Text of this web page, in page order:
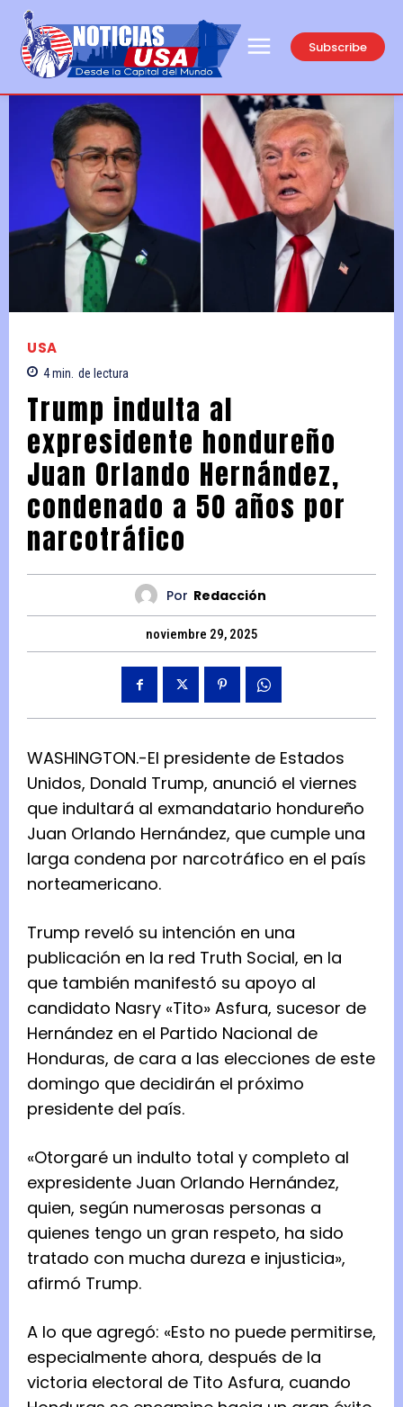
Subscribe
USA
4min. de lectura
Trump indulta al
expresidente hondureño
Juan Orlando Hernández,
condenado a 50 años por
narcotráfico
Por Redacción
noviembre 29, 2025
WASHINGTON.-El presidente de Estados
Unidos, Donald Trump, anunció el viernes
que indultará al exmandatario hondureño
Juan Orlando Hernández, que cumple una
larga condena por narcotráfico en el país
norteamericano.
Trump reveló su intención en una
publicación en la red Truth Social, en la
que también manifestó su apoyo al
candidato Nasry «Tito» Asfura, sucesor de
Hernández en el Partido Nacional de
Honduras, de cara a las elecciones de este
domingo que decidirán el próximo
presidente del país.
«Otorgaré un indulto total y completo al
expresidente Juan Orlando Hernández,
quien, según numerosas personas a
quienes tengo un gran respeto, ha sido
tratado con mucha dureza e injusticia»,
afirmó Trump.
A lo que agregó: «Esto no puede permitirse,
especialmente ahora, después de la
victoria electoral de Tito Asfura, cuando